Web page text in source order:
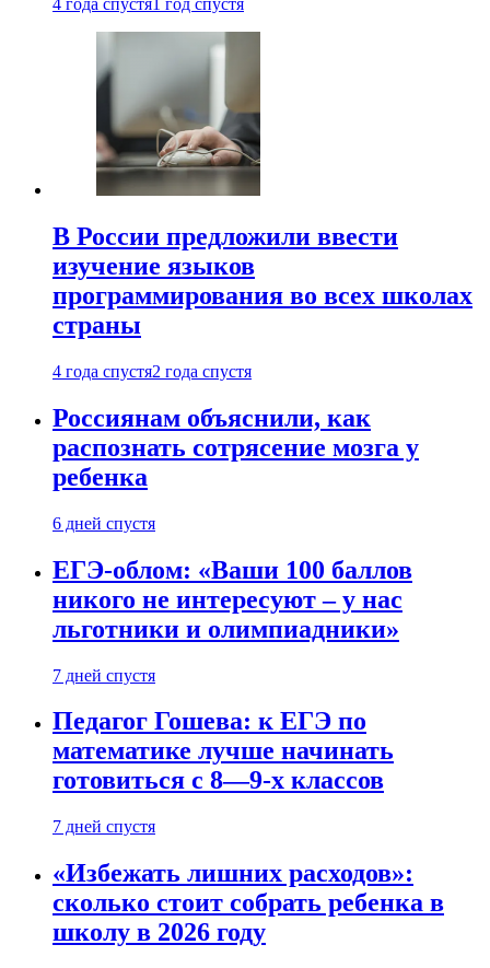
4 года спустя 1 год спустя
В России предложили ввести
изучение языков
программирования во всех школах
страны
4 года спустя2 года спустя
Россиянам объяснили, как
распознать сотрясение мозга у
ребенка
6 дней спустя
ЕГЭ-облом: «Ваши 100 баллов
никого не интересуют – у нас
льготники и олимпиадники»
7 дней спустя
Педагог Гошева: к ЕГЭ по
математике лучше начинать
готовиться с 8—9-х классов
7 дней спустя
«Избежать лишних расходов»:
сколько стоит собрать ребенка в
школу в 2026 году